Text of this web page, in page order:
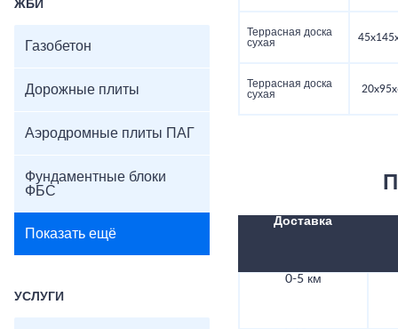
ЖБИ
Газобетон
Дорожные плиты
Аэродромные плиты ПАГ
Фундаментные блоки
ФБС
Показать ещё
УСЛУГИ
Террасная доска
сухая
Террасная доска
сухая
Доставка
0-5 км